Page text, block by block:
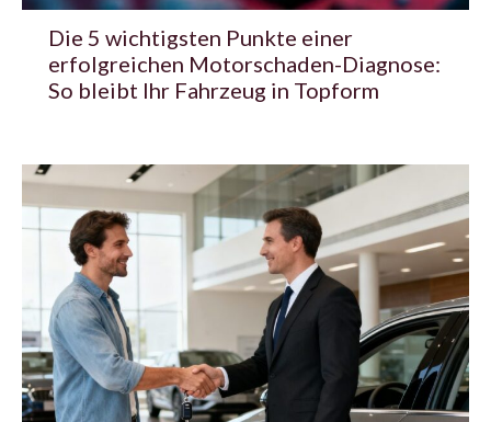
Die 5 wichtigsten Punkte einer
erfolgreichen Motorschaden-Diagnose:
So bleibt Ihr Fahrzeug in Topform